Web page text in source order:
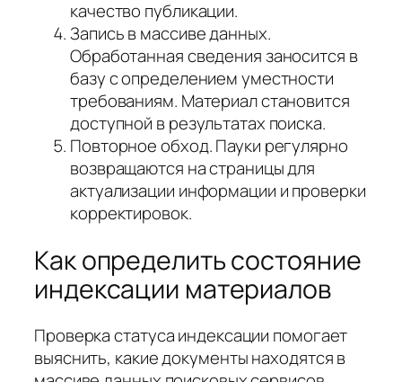
качество публикации.
Запись в массиве данных.
Обработанная сведения заносится в
базу с определением уместности
требованиям. Материал становится
доступной в результатах поиска.
Повторное обход. Пауки регулярно
возвращаются на страницы для
актуализации информации и проверки
корректировок.
Как определить состояние
индексации материалов
Проверка статуса индексации помогает
выяснить, какие документы находятся в